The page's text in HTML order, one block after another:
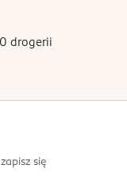
od dzieci.
powoduje
drogerii
się